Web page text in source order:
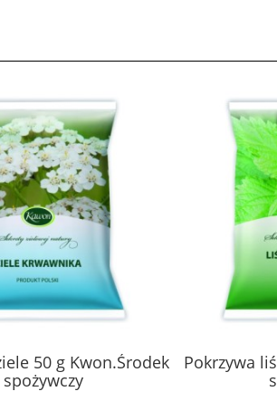
50 g Kwon.Środek
spożywczy
Pokrzywa